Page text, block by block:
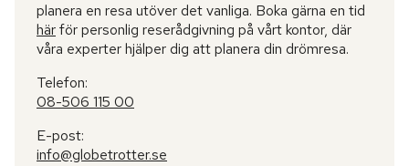
planera en resa utöver det vanliga. Boka gärna en tid
härför personlig reserådgivning på vårt kontor, där
våra experter hjälper dig att planera din drömresa.
Telefon:
08-506 115 00
E-post:
info@globetrotter.se